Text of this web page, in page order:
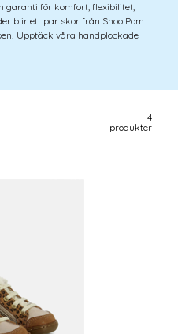
garanti för komfort, flexibilitet,
blir ett par skor från Shoo Pom
Upptäck våra handplockade
4
produkter